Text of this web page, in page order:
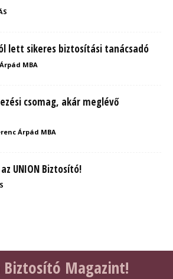
lett sikeres biztosítási tanácsadó
MBA
csomag, akár meglévő
Árpád MBA
UNION Biztosító!
Biztosító Magazint!